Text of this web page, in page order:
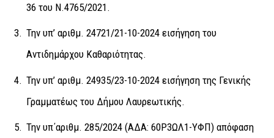
36 του Ν.4765/2021.
Την υπ’ αριθμ. 24721/21-10-2024 εισήγηση του
Αντιδημάρχου Καθαριότητας.
Την υπ’ αριθμ. 24935/23-10-2024 εισήγηση της Γενικής
Γραμματέως του Δήμου Λαυρεωτικής.
Την υπ΄αριθμ. 285/2024 (ΑΔΑ: 60Ρ3ΩΛ1-ΥΦΠ) απόφαση